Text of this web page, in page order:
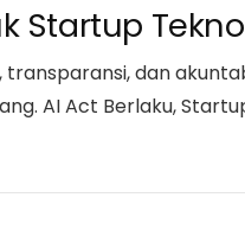
Startup
dan
AI Act Berlaku,